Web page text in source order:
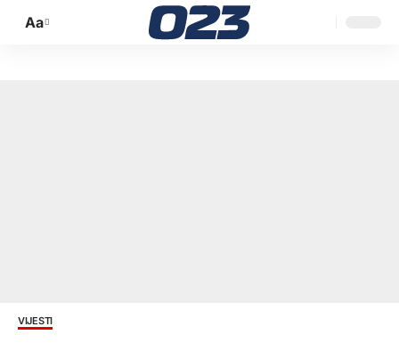
Promijeni
Aa
VIJESTI